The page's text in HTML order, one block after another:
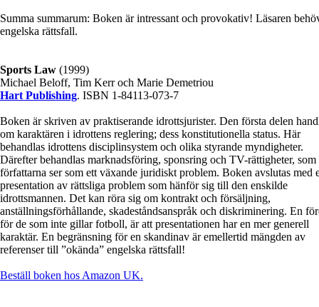
Summa summarum: Boken är intressant och provokativ! Läsaren
engelska rättsfall.
Sports Law (1999)
Michael Beloff, Tim Kerr och Marie Demetriou
Hart Publishing. ISBN 1-84113-073-7
Boken är skriven av praktiserande idrottsjurister. Den första delen
om karaktären i idrottens reglering; dess konstitutionella status. Här
behandlas idrottens disciplinsystem och olika styrande myndigheter.
Därefter behandlas marknadsföring, sponsring och TV-rättigheter, som
författarna ser som ett växande juridiskt problem. Boken avslutas med
presentation av rättsliga problem som hänför sig till den enskilde
idrottsmannen. Det kan röra sig om kontrakt och försäljning,
anställningsförhållande, skadeståndsanspråk och diskriminering. En
för de som inte gillar fotboll, är att presentationen har en mer generell
karaktär. En begränsning för en skandinav är emellertid mängden av
referenser till ”okända” engelska rättsfall!
Beställ boken hos Amazon UK.